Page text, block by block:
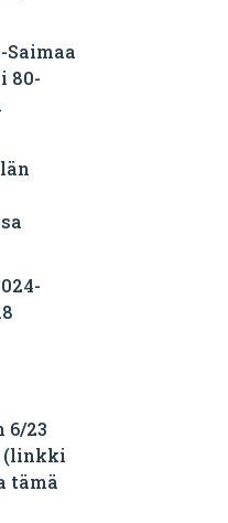
Saimaa
80-
6/23
(linkki
tämä